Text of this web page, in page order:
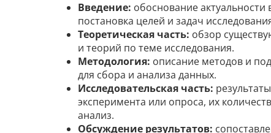
Введение: обоснование
постановка целей и задач
Теоретическая часть: обзор
и теорий по теме исследования.
Методология: описание методов и
для сбора и анализа данных.
Исследовательская часть:
эксперимента или опроса, их
анализ.
Обсуждение результатов: